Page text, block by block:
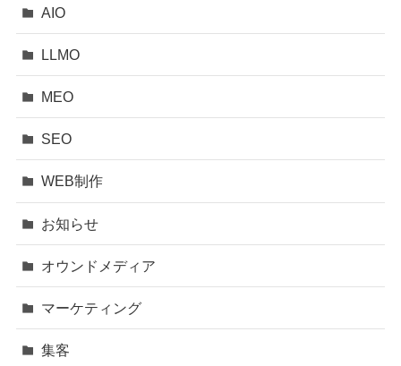
AIO
LLMO
MEO
SEO
WEB制作
お知らせ
オウンドメディア
マーケティング
集客